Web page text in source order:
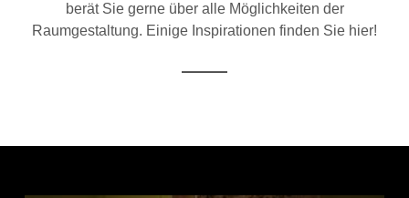
berät Sie gerne über alle Möglichkeiten der
Raumgestaltung. Einige Inspirationen finden Sie hier!